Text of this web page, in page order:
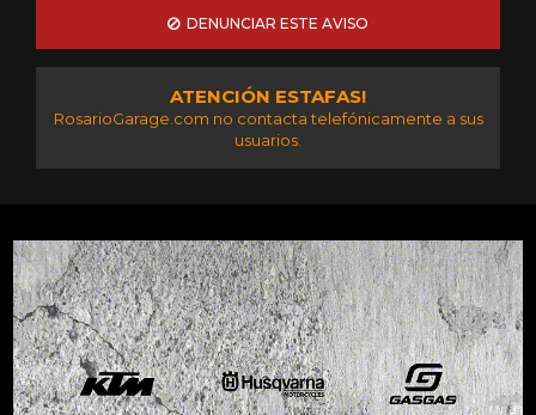
DENUNCIAR ESTE AVISO
ATENCIÓN ESTAFAS!
RosarioGarage.com no contacta telefónicamente a sus
usuarios.